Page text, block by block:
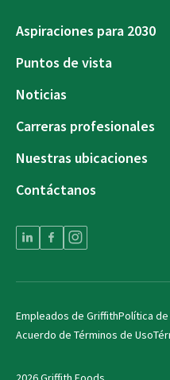
Aspiraciones para 2030
Puntos de vista
Noticias
Carreras profesionales
Nuestras ubicaciones
Contáctanos
Empleados de GriffithPolítica
Acuerdo de Términos de Uso